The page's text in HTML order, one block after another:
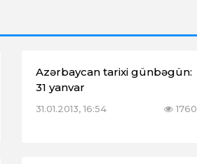
Azərbaycan tarixi günbəgün:
31 yanvar
31.01.2013, 16:54 1760